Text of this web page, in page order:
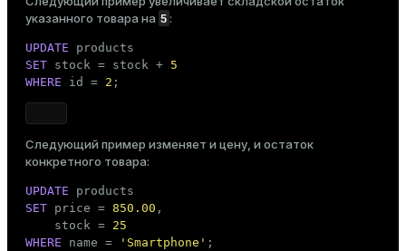
указанного товара на 5:
UPDATE
SET stock = stock + 5
WHERE id = 2 ;
Следующий пример изменяет и цену, и остаток
конкретного товара:
UPDATE
SET price = 850.00 ,
    stock =
25
WHERE name = 'Smartphone' ;